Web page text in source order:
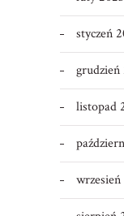
styczeń
grudzień
listopad